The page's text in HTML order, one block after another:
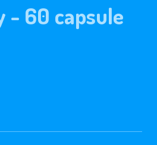
- 60 capsule